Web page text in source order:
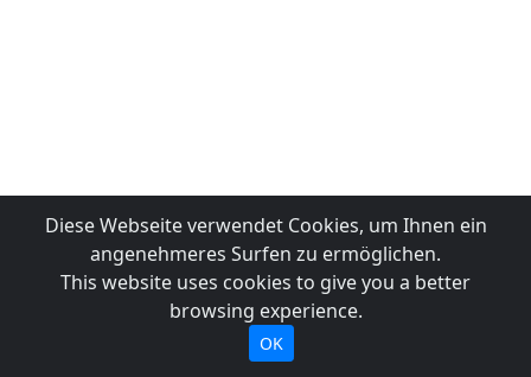
Diese Webseite verwendet Cookies, um Ihnen ein
angenehmeres Surfen zu ermöglichen.
This website uses cookies to give you a better
browsing experience.
OK